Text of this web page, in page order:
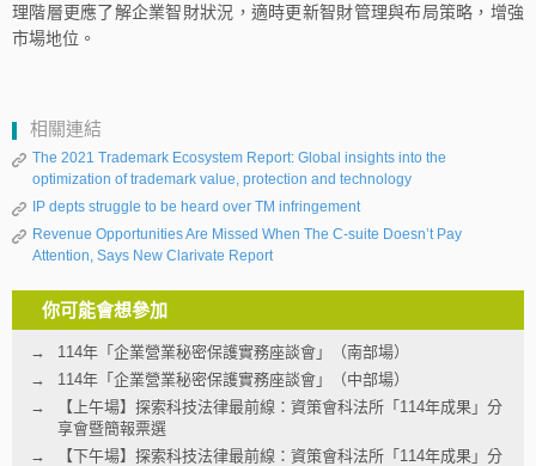
理階層更應了解企業智財狀況，適時更新智財管理與布局策略，增強
市場地位。
相關連結
The 2021 Trademark Ecosystem Report: Global insights into the
optimization of trademark value, protection and technology
IP depts struggle to be heard over TM infringement
Revenue Opportunities Are Missed When The C-suite Doesn’t Pay
Attention, Says New Clarivate Report
你可能會想參加
114年「企業營業秘密保護實務座談會」（南部場）
114年「企業營業秘密保護實務座談會」（中部場）
【上午場】探索科技法律最前線：資策會科法所「114年成果」分
享會暨簡報票選
【下午場】探索科技法律最前線：資策會科法所「114年成果」分